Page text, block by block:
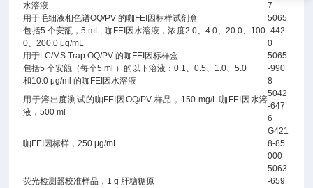
7
水溶液
用于毛细液相色谱OQ/PV 的咖FEI因标样试剂盒
5065
-442
0
包括5 个安瓿，5 mL, 咖FEI因水溶液，浓度2.0、4.0、20.0、100.
0、200.0 μg/mL
用于LC/MS Trap OQ/PV 的咖FEI因标样盒
5065
-990
8
包括5 个安瓿（每个5 ml ）的以下溶液：0.1、0.5、1.0、5.0
和10.0 μg/ml 的咖FEI因水溶液
用于溶出度测试的咖FEI因OQ/PV 样品，150 mg/L 咖FEI因水溶
液，500 ml
5042
-647
6
咖FEI因标样，250 μg/mL
G421
8-85
000
荧光检测器校准样品，1 g 肝糖糖原
5063
-659